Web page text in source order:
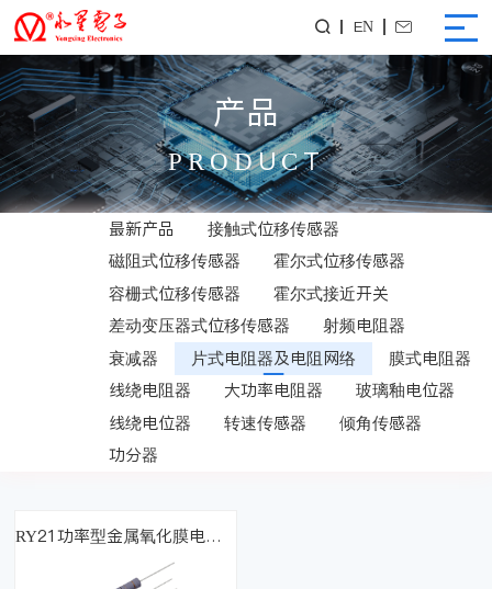
 EN 
产品
PRODUCT
最新产品
接触式位移传感器
磁阻式位移传感器
霍尔式位移传感器
容栅式位移传感器
霍尔式接近开关
差动变压器式位移传感器
射频电阻器
衰减器
片式电阻器及电阻网络
膜式电阻器
线绕电阻器
大功率电阻器
玻璃釉电位器
线绕电位器
转速传感器
倾角传感器
功分器
RY21功率型金属氧化膜电阻器